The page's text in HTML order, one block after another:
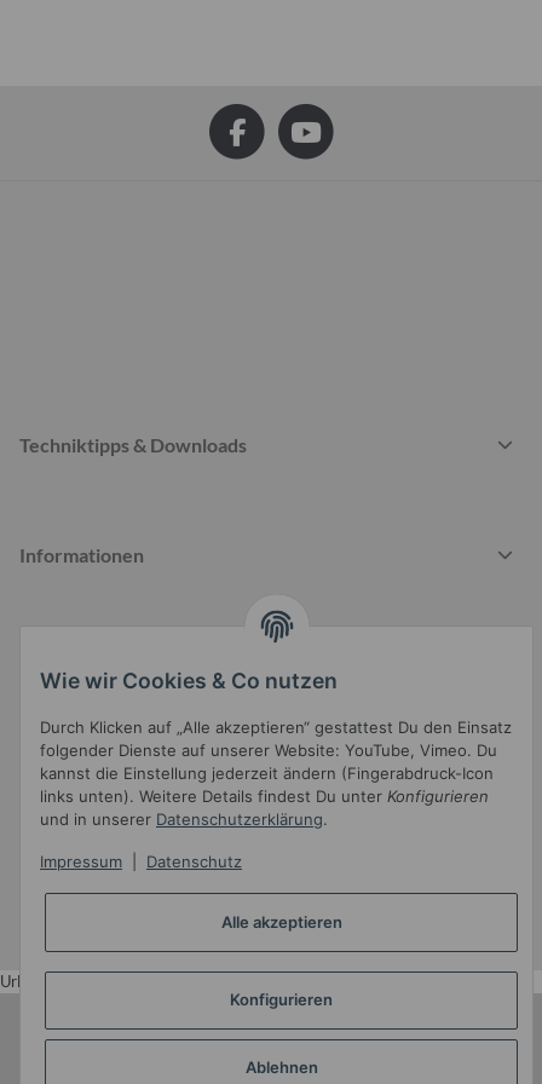
Techniktipps & Downloads
Informationen
Wie wir Cookies & Co nutzen
Durch Klicken auf „Alle akzeptieren“ gestattest Du den Einsatz
folgender Dienste auf unserer Website: YouTube, Vimeo. Du
kannst die Einstellung jederzeit ändern (Fingerabdruck-Icon
links unten). Weitere Details findest Du unter Konfigurieren
und in unserer Datenschutzerklärung.
Impressum Datenschutz
Alle akzeptieren
Konfigurieren
Ablehnen
Urlaub